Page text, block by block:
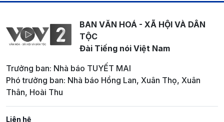
BAN VĂN HOÁ - XÃ HỘI VÀ DÂN
TỘC
Đài Tiếng nói Việt Nam
Trưởng ban: Nhà báo TUYẾT MAI
Phó trưởng ban: Nhà báo Hồng Lan, Xuân Thọ, Xuân
Thân, Hoài Thu
Liên hệ